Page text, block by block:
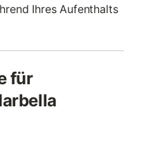
Ihres Aufenthalts
für